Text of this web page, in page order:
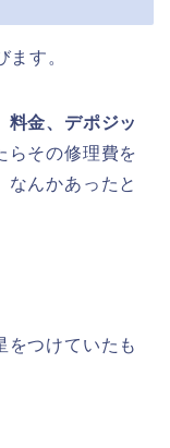
す。
料金、デポジッ
らその修理費を
なんかあったと
をつけていたも